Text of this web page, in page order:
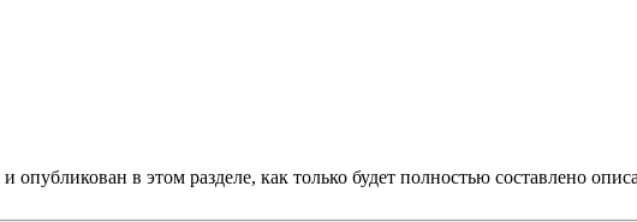
опубликован в этом разделе, как только будет полностью составлено